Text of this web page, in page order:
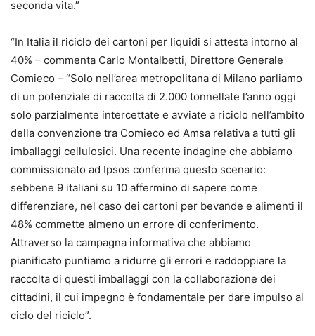
seconda vita.”
“In Italia il riciclo dei cartoni per liquidi si attesta intorno al
40% – commenta Carlo Montalbetti, Direttore Generale
Comieco – “Solo nell’area metropolitana di Milano parliamo
di un potenziale di raccolta di 2.000 tonnellate l’anno oggi
solo parzialmente intercettate e avviate a riciclo nell’ambito
della convenzione tra Comieco ed Amsa relativa a tutti gli
imballaggi cellulosici. Una recente indagine che abbiamo
commissionato ad Ipsos conferma questo scenario:
sebbene 9 italiani su 10 affermino di sapere come
differenziare, nel caso dei cartoni per bevande e alimenti il
48% commette almeno un errore di conferimento.
Attraverso la campagna informativa che abbiamo
pianificato puntiamo a ridurre gli errori e raddoppiare la
raccolta di questi imballaggi con la collaborazione dei
cittadini, il cui impegno è fondamentale per dare impulso al
ciclo del riciclo”.